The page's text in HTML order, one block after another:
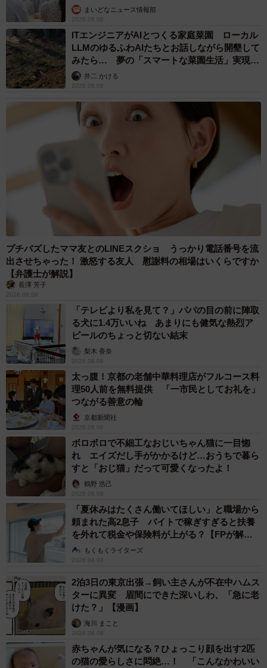
まいどなニュース情報部
2026.08.08
ITエンジニアがAIとつくる家庭菜園 ローカル
LLMのゆるふわAIたちとお話しながら開墾して
みたら… 夢の「スマートな菜園生活」実現な
るか井二 かける
2026.08.08
プチバズしたママ友とのLINEスクショ うっかり電話番号を流
出させちゃった！ 激怒する友人 慰謝料の相場はいくらですか
【弁護士が解説】
長澤 芳子
2026.08.08
「テレビより私を見て？」パパの目の前に陣取
る犬に1.4万いいね あまりにも健気な熱烈ア
ピールのちょっと切ない結末
梨木 香奈
2026.08.08
太っ腹！京都の老舗中華料理店がフルコース料
理50人前を無料提供 「一市民としてお礼を」
つながる善意の輪
京都新聞社
2026.08.08
ボロボロで不細工なおじいちゃん猫に一目惚
れ エイズだし手がかかるけど…おうちで暮ら
すと「おじ猫」だって可愛くなったよ！
鶴野 浩己
2026.08.08
「夏休みはたくさん働いてほしい」と職場から
頼まれた高2息子 バイトで稼ぎすぎると扶養
を外れて税金や保険料が上がる？【FPが解
説】もくもくライターズ
2026.08.08
2泊3日の東京出張→飼い主さんが不在中ハムス
ターに異変 眉間にできた深いしわ、「急に老
けた？」【漫画】
海川 まこと
2026.08.08
赤ちゃんが気になる？ひょっこり顔を出す2匹
の猫の愛らしさに悶絶…！ 「こんなかわいい